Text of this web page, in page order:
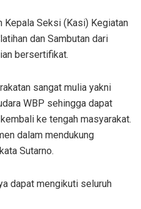
Kepala Seksi (Kasi) Kegiatan
dan Sambutan dari
bersertifikat.
sangat mulia yakni
WBP sehingga dapat
ke tengah masyarakat.
dalam mendukung
Sutarno.
dapat mengikuti seluruh